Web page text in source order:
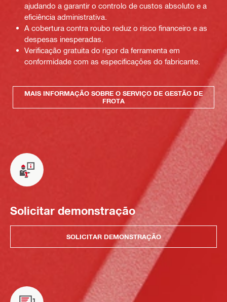
ajudando a garantir o controlo de custos absoluto e a
eficiência administrativa.
A cobertura contra roubo reduz o risco financeiro e as
despesas inesperadas.
Verificação gratuita do rigor da ferramenta em
conformidade com as especificações do fabricante.
MAIS INFORMAÇÃO SOBRE O SERVIÇO DE GESTÃO DE
FROTA
Solicitar demonstração
SOLICITAR DEMONSTRAÇÃO